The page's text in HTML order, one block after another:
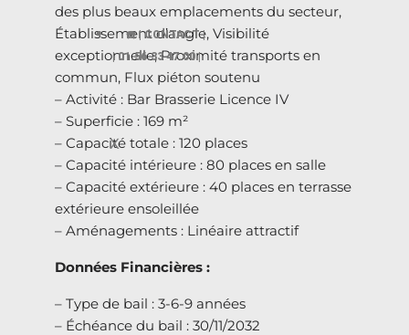
☎️ | CONTACT |
| 01.56.33 47.00 |
X
des plus beaux emplacements du secteur,
Établissement d’angle, Visibilité
exceptionnelle, Proximité transports en
commun, Flux piéton soutenu
– Activité : Bar Brasserie Licence IV
– Superficie : 169 m²
– Capacité totale : 120 places
– Capacité intérieure : 80 places en salle
– Capacité extérieure : 40 places en terrasse
extérieure ensoleillée
– Aménagements : Linéaire attractif
Données Financières :
– Type de bail : 3-6-9 années
– Échéance du bail : 30/11/2032